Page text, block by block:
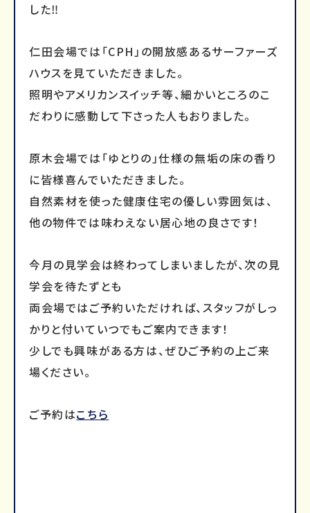
した‼
仁田会場では「CPH」の開放感あるサーファーズ
ハウスを見ていただきました。
照明やアメリカンスイッチ等、細かいところのこ
だわりに感動して下さった人もおりました。
原木会場では「ゆとりの」仕様の無垢の床の香り
に皆様喜んでいただきました。
自然素材を使った健康住宅の優しい雰囲気は、
他の物件では味わえない居心地の良さです！
今月の見学会は終わってしまいましたが、次の見
学会を待たずとも
両会場ではご予約いただければ、スタッフがしっ
かりと付いていつでもご案内できます！
少しでも興味がある方は、ぜひご予約の上ご来
場ください。
ご予約はこちら